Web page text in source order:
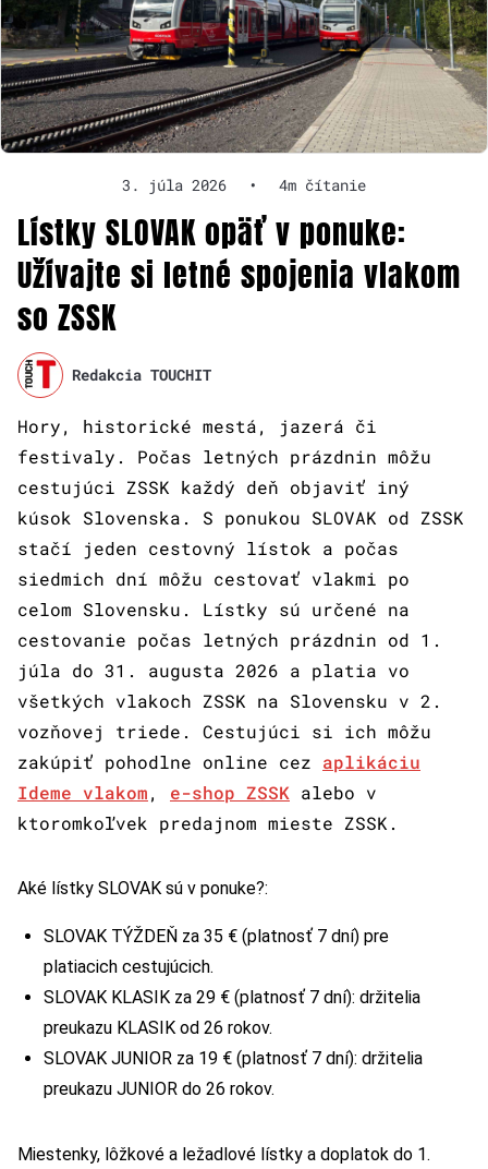
3. júla 2026 • 4m čítanie
Lístky SLOVAK opäť v ponuke:
Užívajte si letné spojenia vlakom
so ZSSK
Redakcia TOUCHIT
Hory, historické mestá, jazerá či
festivaly. Počas letných prázdnin môžu
cestujúci ZSSK každý deň objaviť iný
kúsok Slovenska. S ponukou SLOVAK od ZSSK
stačí jeden cestovný lístok a počas
siedmich dní môžu cestovať vlakmi po
celom Slovensku. Lístky sú určené na
cestovanie počas letných prázdnin od 1.
júla do 31. augusta 2026 a platia vo
všetkých vlakoch ZSSK na Slovensku v 2.
vozňovej triede. Cestujúci si ich môžu
zakúpiť pohodlne online cez aplikáciu
Ideme vlakom, e-shop ZSSK alebo v
ktoromkoľvek predajnom mieste ZSSK.
Aké lístky SLOVAK sú v ponuke?:
SLOVAK TÝŽDEŇ za 35 € (platnosť 7 dní) pre
platiacich cestujúcich.
SLOVAK KLASIK za 29 € (platnosť 7 dní): držitelia
preukazu KLASIK od 26 rokov.
SLOVAK JUNIOR za 19 € (platnosť 7 dní): držitelia
preukazu JUNIOR do 26 rokov.
Miestenky, lôžkové a ležadlové lístky a doplatok do 1.